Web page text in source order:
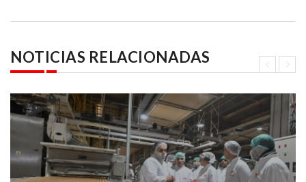
NOTICIAS RELACIONADAS